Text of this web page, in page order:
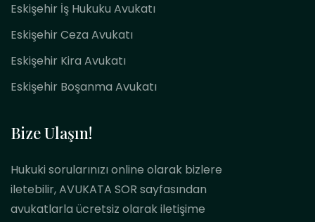
Eskişehir İş Hukuku Avukatı
Eskişehir Ceza Avukatı
Eskişehir Kira Avukatı
Eskişehir Boşanma Avukatı
Bize Ulaşın!
Hukuki sorularınızı online olarak bizlere
iletebilir, AVUKATA SOR sayfasından
avukatlarla ücretsiz olarak iletişime